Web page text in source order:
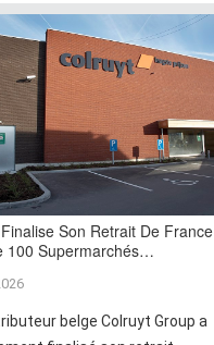
Son Retrait De France
100 Supermarchés…
belge Colruyt Group a